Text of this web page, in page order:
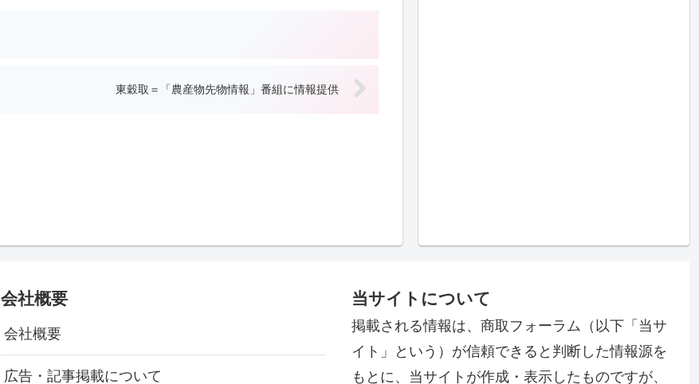
東穀取＝「農産物先物情報」番組に情報提供
会社概要
会社概要
広告・記事掲載について
当サイトについて
掲載される情報は、商取フォーラム（以下「当サ
イト」という）が信頼できると判断した情報源を
もとに、当サイトが作成・表示したものですが、